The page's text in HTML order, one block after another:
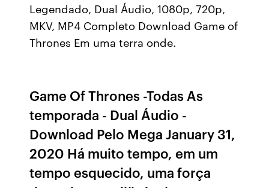
Legendado, Dual Áudio, 1080p, 720p,
MKV, MP4 Completo Download Game of
Thrones Em uma terra onde.
Game Of Thrones -Todas As
temporada - Dual Áudio -
Download Pelo Mega January 31,
2020 Há muito tempo, em um
tempo esquecido, uma força